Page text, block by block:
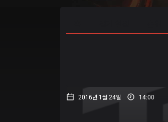
2016년 1월 24일 14:00